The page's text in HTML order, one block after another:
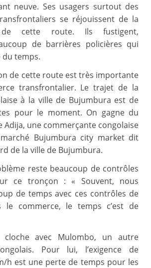
neuve. Ses usagers surtout des
se réjouissent de la
de cette route. Ils fustigent,
de barrières policières qui
temps.
de cette route est très importante
transfrontalier. Le trajet de la
à la ville de Bujumbura est de
pour le moment. On gagne du
Adija, une commerçante congolaise
Bujumbura city market dit
de la ville de Bujumbura.
reste beaucoup de contrôles
ce tronçon : « Souvent, nous
de temps avec ces contrôles de
le commerce, le temps c’est de
avec Mulombo, un autre
Pour lui, l’exigence de
h est une perte de temps pour les